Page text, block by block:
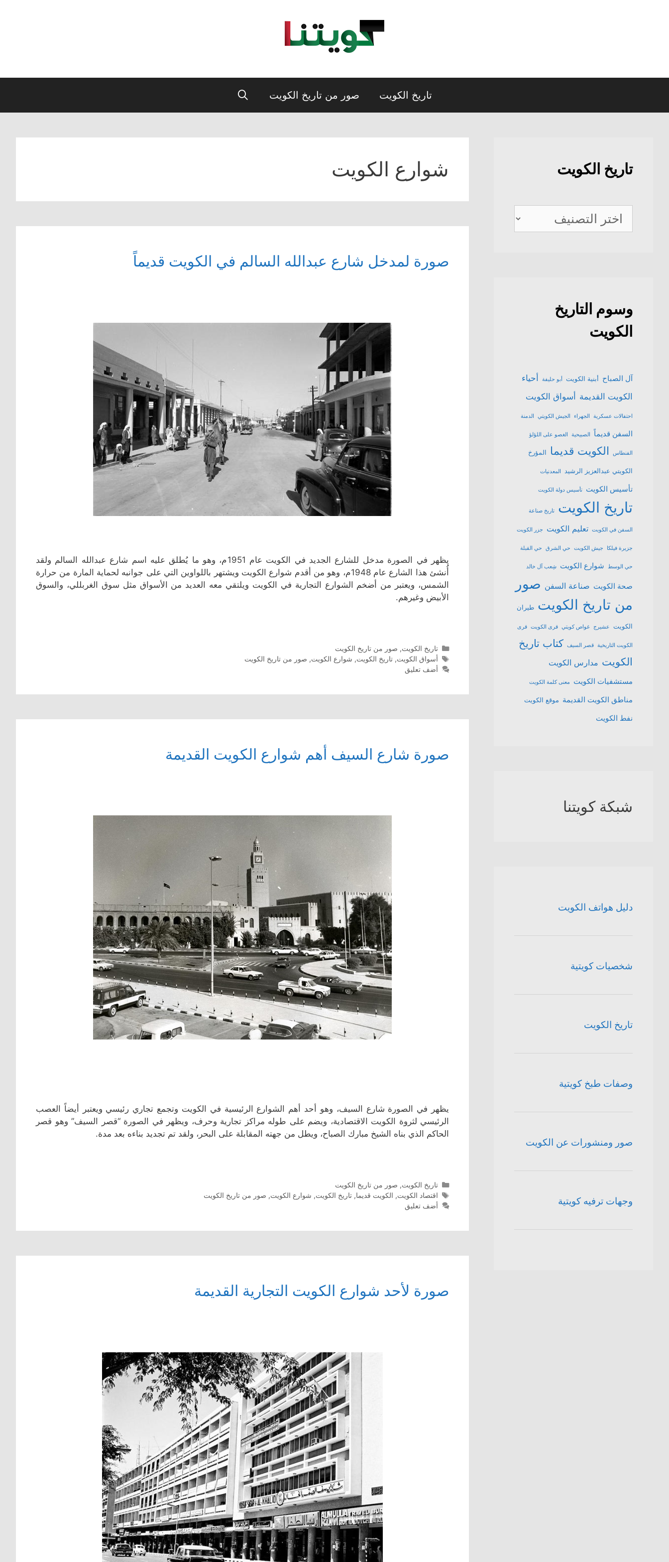
تاريخ الكويت صور من تاريخ الكويت
شوارع الكويت
صورة لمدخل شارع عبدالله السالم في الكويت قديماً
يظهر في الصورة مدخل للشارع الجديد في الكويت عام 1951م، وهو ما يُطلق عليه اسم شارع عبدالله السالم ولقد
أُنشئ هذا الشارع عام 1948م، وهو من أقدم شوارع الكويت ويشتهر باللواوين التي على جوانبه لحماية المارة من حرارة
الشمس، ويعتبر من أضخم الشوارع التجارية في الكويت ويلتقي معه العديد من الأسواق مثل سوق الغربللي، والسوق
الأبيض وغيرهم.
التصنيفات
تاريخ الكويت, صور من تاريخ الكويت
الوسوم
أسواق الكويت, تاريخ الكويت, شوارع الكويت, صور من تاريخ الكويت
أضف تعليق
صورة شارع السيف أهم شوارع الكويت القديمة
يظهر في الصورة شارع السيف، وهو أحد أهم الشوارع الرئيسية في الكويت وتجمع تجاري رئيسي ويعتبر أيضاً العصب
الرئيسي لثروة الكويت الاقتصادية، ويضم على طوله مراكز تجارية وحرف، ويظهر في الصورة “قصر السيف” وهو قصر
الحاكم الذي بناه الشيخ مبارك الصباح، ويطل من جهته المقابلة على البحر، ولقد تم تجديد بناءه بعد مدة.
التصنيفات
تاريخ الكويت, صور من تاريخ الكويت
الوسوم
اقتصاد الكويت, الكويت قديما, تاريخ الكويت, شوارع الكويت, صور من تاريخ الكويت
أضف تعليق
صورة لأحد شوارع الكويت التجارية القديمة
تاريخ الكويت
تاريخ
الكويت
وسوم التاريخ
الكويت
آل الصباح أبنية الكويت أبو حليفة
أحياء
الكويت القديمة أسواق الكويت
احتفالات عسكرية الجهراء الجيش الكويتي الدمنة
السفن قديماً الصبيحية الغصو على اللؤلؤ
الفنطاس الكويت قديما المؤرخ
الكويتي عبدالعزيز الرشيد المعدنيات
تأسيس الكويت تأسيس دولة الكويت
تاريخ الكويت تاريخ صناعة
السفن في الكويت تعليم الكويت جزر الكويت
جزيرة فيلكا جيش الكويت حي الشرق حي القبلة
حي الوسط شوارع الكويت شِعب آل خالد
صحة الكويت صناعة السفن صور
من تاريخ الكويت طيران
الكويت عشیرج غواص كويتي قرى الكويت قرى
الكويت التاريخية قصر السيف كتاب تاريخ
الكويت مدارس الكويت
مستشفيات الكويت معنى كلمة الكويت
مناطق الكويت القديمة موقع الكويت
نفط الكويت
شبكة كويتنا
دليل هواتف الكويت
شخصيات كويتية
تاريخ الكويت
وصفات طبخ كويتية
صور ومنشورات عن الكويت
وجهات ترفيه كويتية